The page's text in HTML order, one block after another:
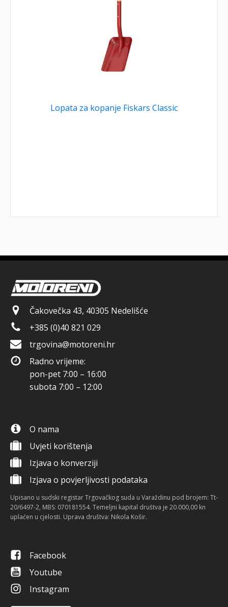
Lopata za kopanje Fiskars Classic
Čakovečka 43, 40305 Nedelišće
+385 (0)40 821 029
trgovina@motoreni.hr
Radno vrijeme:
pon-pet 7:00 – 16:00
subota 7:00 – 12:00
O nama
Uvjeti korištenja
Izjava o konverziji
Izjava o povjerljivosti podataka
Upisano u sudski registar Trgovačkog suda u Varaždinu pod brojem: Tt-
20/6497-2, MBS: 070181554. Temeljni kapital društva je 20.000,00 kn
uplaćen u cjelosti. Uprava društva: Nikola Košir.
Facebook
Youtube
Instagram